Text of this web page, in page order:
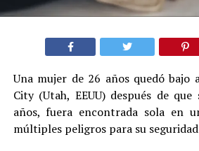
Una mujer de 26 años quedó bajo
City (Utah, EEUU) después de
años, fuera encontrada sola en
múltiples peligros para su